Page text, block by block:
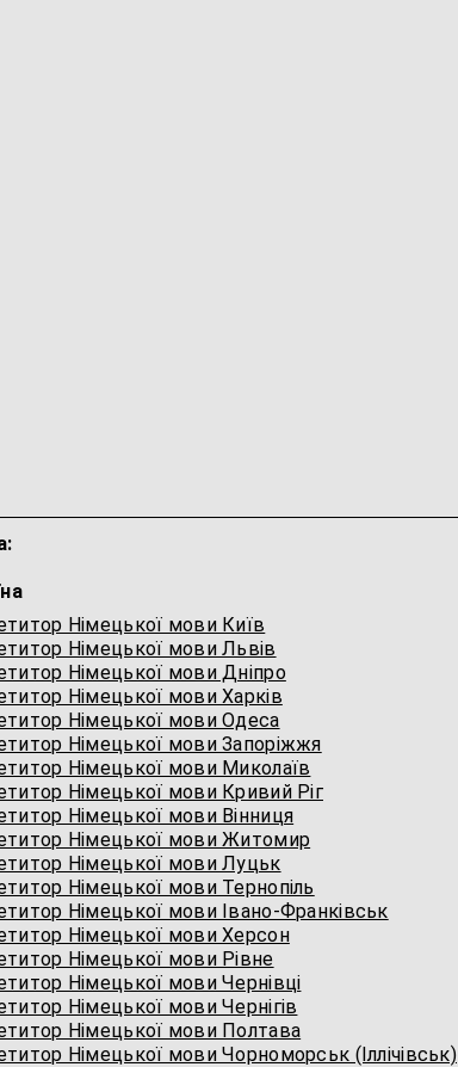
Німецької мови Київ
Німецької мови Львів
Німецької мови Дніпро
Німецької мови Харків
Німецької мови Одеса
Німецької мови Запоріжжя
Німецької мови Миколаїв
Німецької мови Кривий Ріг
Німецької мови Вінниця
Німецької мови Житомир
Німецької мови Луцьк
Німецької мови Тернопіль
Німецької мови Івано-Франківськ
Німецької мови Херсон
Німецької мови Рівне
Німецької мови Чернівці
Німецької мови Чернігів
Німецької мови Полтава
Німецької мови Чорноморськ (Іллічівськ)